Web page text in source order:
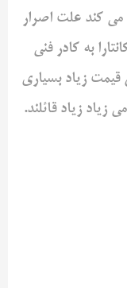
کند علت اصرار
به کادر فنی
زیاد بسیاری
زیاد زیاد قائلند.‌